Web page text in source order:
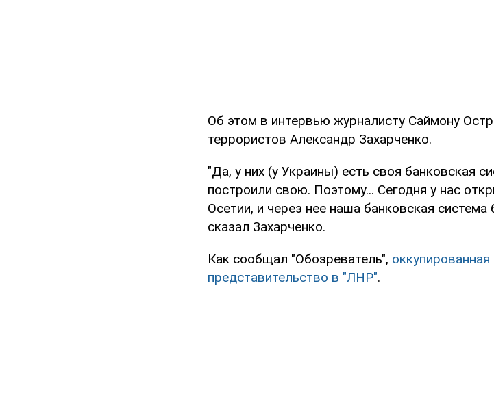
Об этом в интервью журналисту Саймону
террористов Александр Захарченко.
"Да, у них (у Украины) есть своя банковская
построили свою. Поэтому... Сегодня у нас
Осетии, и через нее наша банковская
сказал Захарченко.
Как сообщал "Обозреватель",
представительство в "ЛНР".